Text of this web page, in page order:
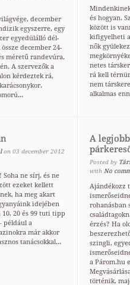
december
egyszerre, egy
egyedülálló dél-
december 24-
méretű randevúra,
A szervezők a
kérdeztek rá,
és hogyan.
között is
kifigyelheti
nők
netes
rá kell
nem
alkalmas
on 03 december 2012
ne sírj, és ne
ezeket kellett
ha meg akart
idejében
20 és 99 tuti tipp
például a
már akkor
tanácsokkal...
A
Posted by
with No
Ajándékozz
rohanásban
érzés? Ha
szingli,
a Párom.hu
történik,